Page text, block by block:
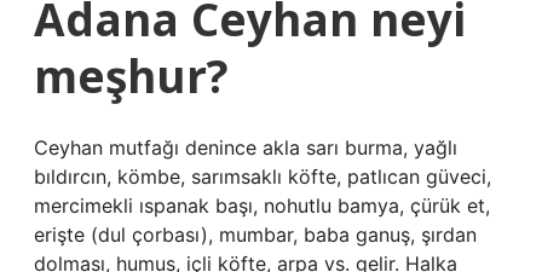
Adana Ceyhan neyi
meşhur?
Ceyhan mutfağı denince akla sarı burma, yağlı
bıldırcın, kömbe, sarımsaklı köfte, patlıcan güveci,
mercimekli ıspanak başı, nohutlu bamya, çürük et,
erişte (dul çorbası), mumbar, baba ganuş, şırdan
dolması, humus, içli köfte, arpa vs. gelir. Halka